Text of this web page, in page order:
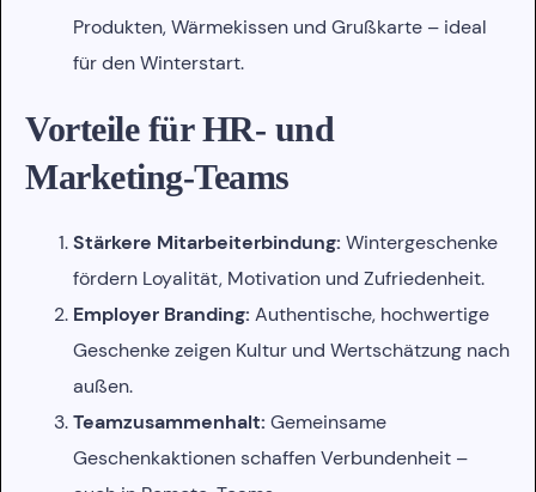
Produkten, Wärmekissen und Grußkarte – ideal
für den Winterstart.
Vorteile für HR- und
Marketing-Teams
Stärkere Mitarbeiterbindung: Wintergeschenke
fördern Loyalität, Motivation und Zufriedenheit.
Employer Branding: Authentische, hochwertige
Geschenke zeigen Kultur und Wertschätzung nach
außen.
Teamzusammenhalt: Gemeinsame
Geschenkaktionen schaffen Verbundenheit –